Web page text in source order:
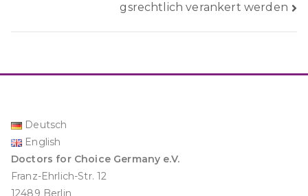
gsrechtlich verankert werden
Deutsch
English
Doctors for Choice Germany e.V.
Franz-Ehrlich-Str. 12
12489 Berlin